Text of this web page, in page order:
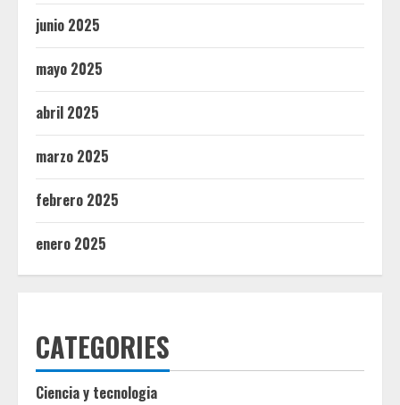
junio 2025
mayo 2025
abril 2025
marzo 2025
febrero 2025
enero 2025
CATEGORIES
Ciencia y tecnologia